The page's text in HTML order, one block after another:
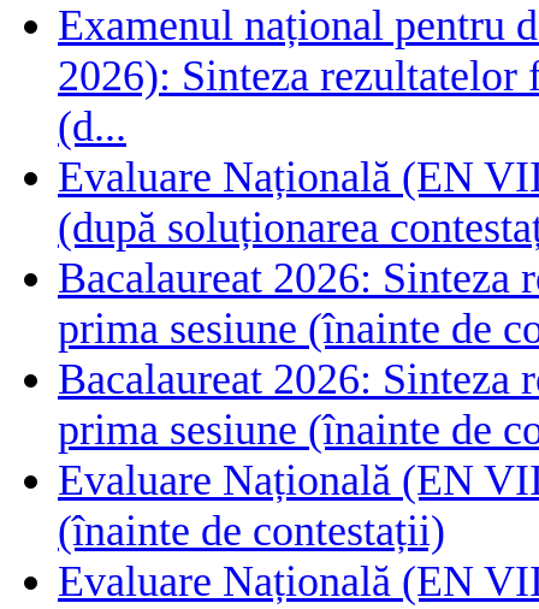
Examenul național pentru
2026): Sinteza rezultatelor
(d...
Evaluare Națională (EN
(după soluționarea
Bacalaureat 2026:
prima sesiune (înainte de
Bacalaureat 2026:
prima sesiune (înainte de
Evaluare Națională (EN
(înainte de contestații)
Evaluare Națională (EN